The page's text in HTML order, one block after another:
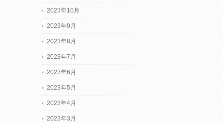
2023年10月
2023年9月
2023年8月
2023年7月
2023年6月
2023年5月
2023年4月
2023年3月